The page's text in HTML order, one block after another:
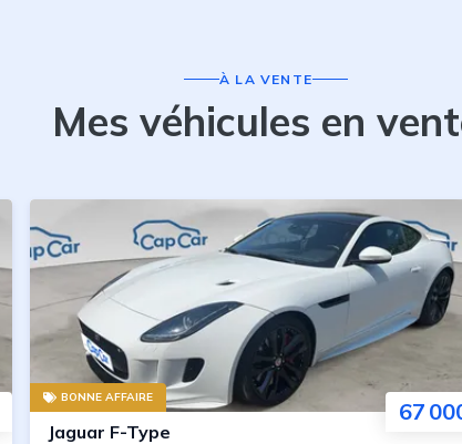
À LA VENTE
Mes véhicules en
BONNE AFFAIRE
67
Jaguar F-Type